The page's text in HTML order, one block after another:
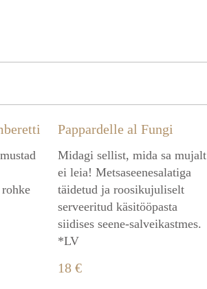
Pappardelle al Fungi
Midagi sellist, mida sa mujalt
ei leia! Metsaseenesalatiga
täidetud ja roosikujuliselt
serveeritud käsitööpasta
siidises seene-salveikastmes.
*LV
18 €